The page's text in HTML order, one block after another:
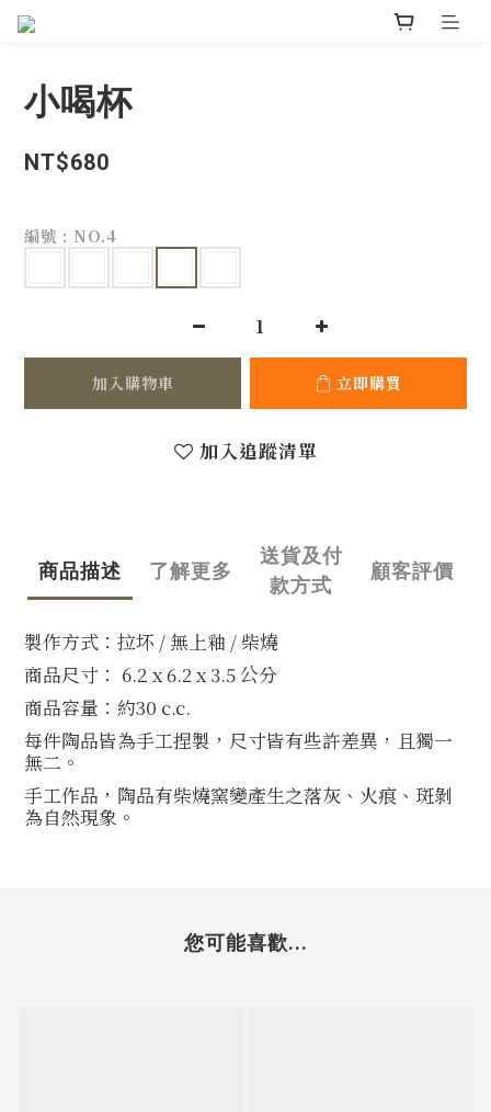
小喝杯
NT$680
編號 : NO.4
加入購物車 立即購買
加入追蹤清單
商品描述 了解更多
送貨及付
款方式
顧客評價
製作方式：拉坏 / 無上釉 /柴燒
商品尺寸： 6.2 x 6.2 x 3.5公分
商品容量：約30 c.c.
每件陶品皆為手工捏製，尺寸皆有些許差異，且獨一
無二。
手工作品，陶品有柴燒窯變產生之落灰、火痕、斑剝
為自然現象。
您可能喜歡...